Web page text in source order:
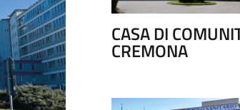
CASA DI
CREMONA